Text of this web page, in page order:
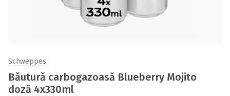
Schweppes
Băutură carbogazoasă Blueberry Mojito
doză 4x330ml